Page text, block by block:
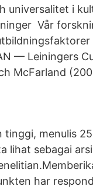
universalitet i
Vår
— Leiningers
McFarland
menulis
lihat sebagai
har